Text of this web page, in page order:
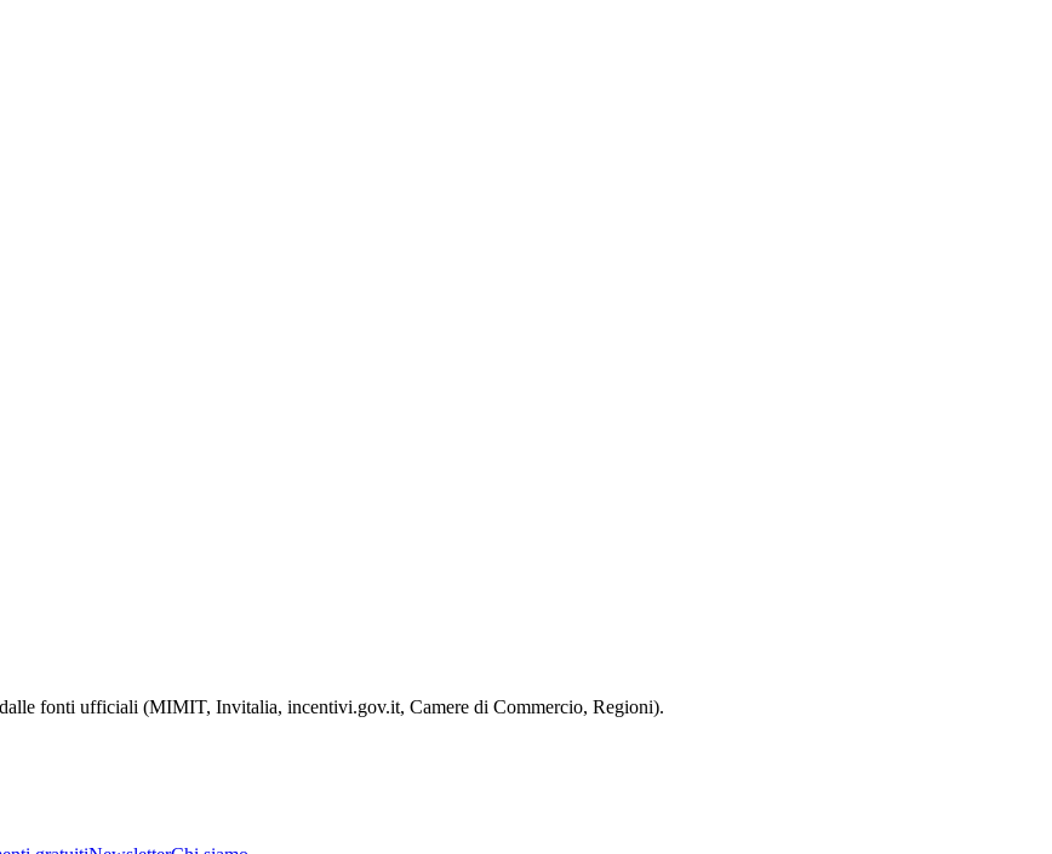
fonti ufficiali (MIMIT, Invitalia, incentivi.gov.it, Camere di Commercio, Regioni).